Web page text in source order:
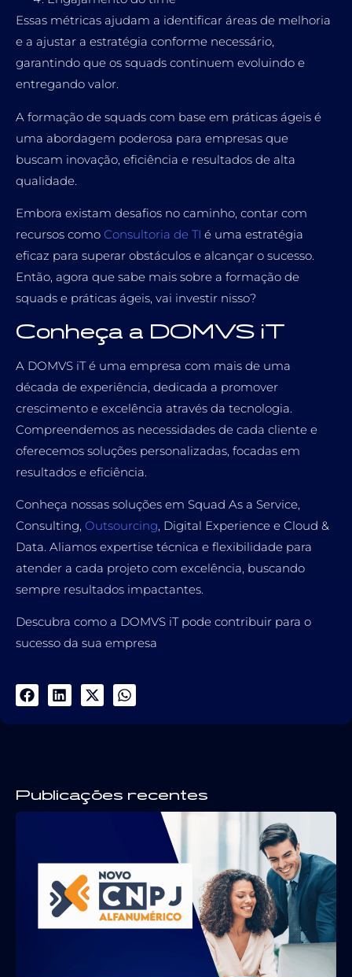
Essas métricas ajudam a identificar áreas de melhoria
e a ajustar a estratégia conforme necessário,
garantindo que os squads continuem evoluindo e
entregando valor.
A formação de squads com base em práticas ágeis é
uma abordagem poderosa para empresas que
buscam inovação, eficiência e resultados de alta
qualidade.
Embora existam desafios no caminho, contar com
recursos como Consultoria de TI é uma estratégia
eficaz para superar obstáculos e alcançar o sucesso.
Então, agora que sabe mais sobre a formação de
squads e práticas ágeis, vai investir nisso?
Conheça a DOMVS iT
A DOMVS iT é uma empresa com mais de uma
década de experiência, dedicada a promover
crescimento e excelência através da tecnologia.
Compreendemos as necessidades de cada cliente e
oferecemos soluções personalizadas, focadas em
resultados e eficiência.
Conheça nossas soluções em Squad As a Service,
Consulting, Outsourcing, Digital Experience e Cloud &
Data. Aliamos expertise técnica e flexibilidade para
atender a cada projeto com excelência, buscando
sempre resultados impactantes.
Descubra como a DOMVS iT pode contribuir para o
sucesso da sua empresa
Publicações recentes